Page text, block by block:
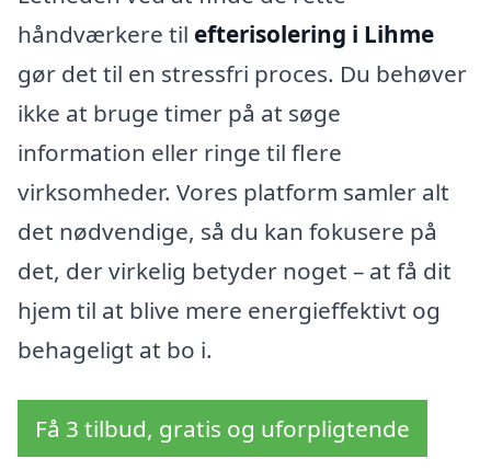
håndværkere til efterisolering i Lihme
gør det til en stressfri proces. Du behøver
ikke at bruge timer på at søge
information eller ringe til flere
virksomheder. Vores platform samler alt
det nødvendige, så du kan fokusere på
det, der virkelig betyder noget – at få dit
hjem til at blive mere energieffektivt og
behageligt at bo i.
Få 3 tilbud, gratis og uforpligtende